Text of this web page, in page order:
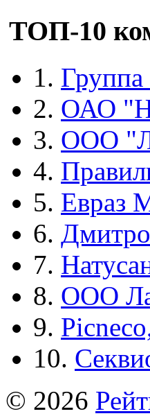
ТОП-10
1. Группа
2. ОАО
3. ООО
4.
5. Евраз
6.
7.
8. ООО
9.
10.
© 2026